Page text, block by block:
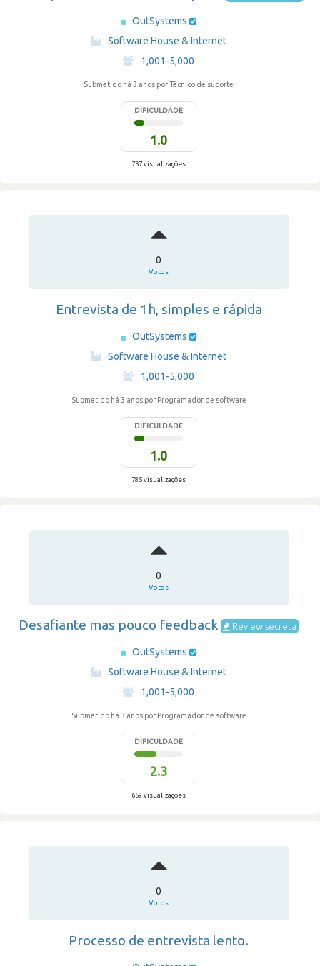
OutSystems
Software House & Internet
·
1,001-5,000
Submetido há 3 anos por Técnico de suporte
DIFICULDADE
1.0
737 visualizações
0
Votos
Entrevista de 1h, simples e rápida
OutSystems
Software House & Internet
·
1,001-5,000
Submetido há 3 anos por Programador de software
DIFICULDADE
1.0
785 visualizações
0
Votos
Desafiante mas pouco feedback Review secreta
OutSystems
Software House & Internet
·
1,001-5,000
Submetido há 3 anos por Programador de software
DIFICULDADE
2.3
659 visualizações
0
Votos
Processo de entrevista lento.